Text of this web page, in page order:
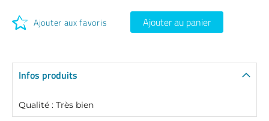
Ajouter aux favoris Ajouter au panier
Infos produits
Qualité : Très bien